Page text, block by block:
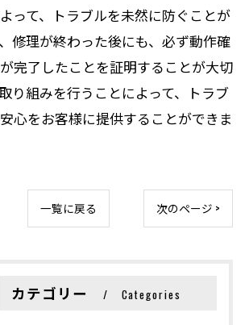
って、トラブルを未然に防ぐことが
修理が終わった後にも、必ず動作確
完了したことを証明することが大切
り組みを行うことによって、トラブ
心をお客様に提供することができま
一覧に戻る 次のページ >
カテゴリー Categories